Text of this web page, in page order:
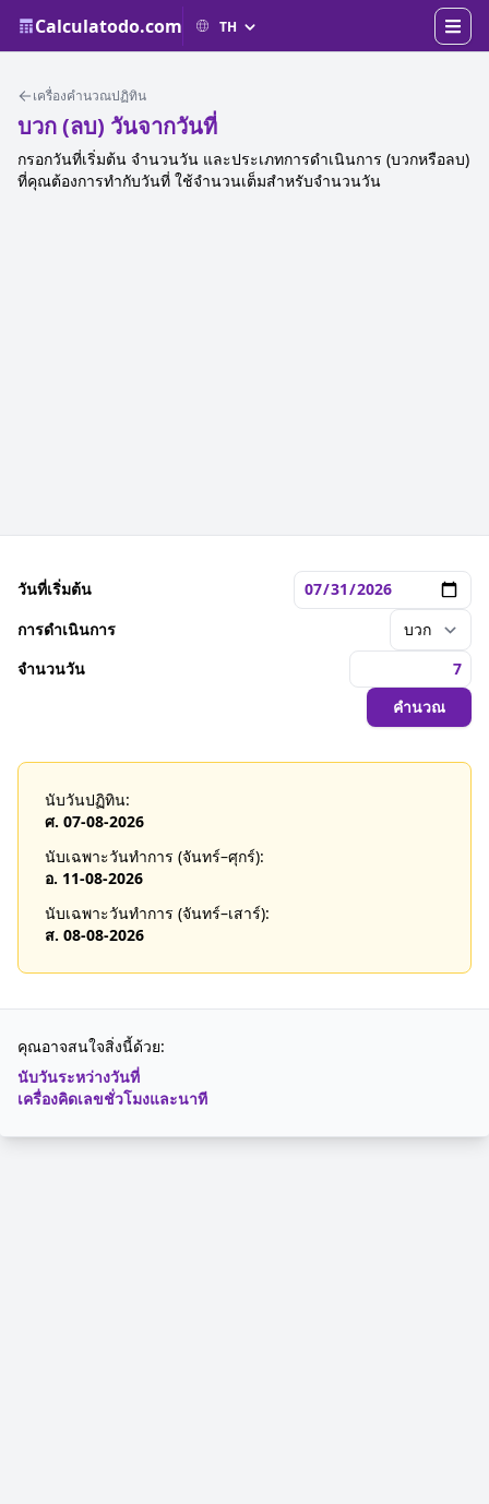
Calculatodo.com
เครื่องคำนวณปฏิทิน
บวก (ลบ) วันจากวันที่
กรอกวันที่เริ่มต้น จำนวนวัน และประเภทการดำเนินการ (บวกหรือลบ)
ที่คุณต้องการทำกับวันที่ ใช้จำนวนเต็มสำหรับจำนวนวัน
วันที่เริ่มต้น
การดำเนินการ
จำนวนวัน
คำนวณ
นับวันปฏิทิน:
ศ. 07-08-2026
นับเฉพาะวันทำการ (จันทร์–ศุกร์):
อ. 11-08-2026
นับเฉพาะวันทำการ (จันทร์–เสาร์):
ส. 08-08-2026
คุณอาจสนใจสิ่งนี้ด้วย:
นับวันระหว่างวันที่
เครื่องคิดเลขชั่วโมงและนาที